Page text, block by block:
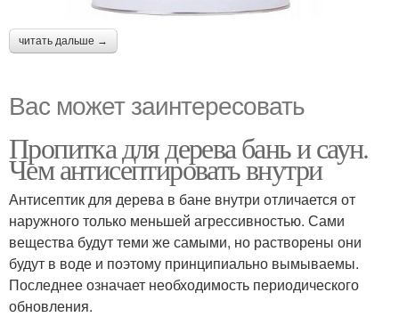
читать дальше →
Вас может заинтересовать
Пропитка для дерева бань и саун.
Чем антисептировать внутри
Антисептик для дерева в бане внутри отличается от
наружного только меньшей агрессивностью. Сами
вещества будут теми же самыми, но растворены они
будут в воде и поэтому принципиально вымываемы.
Последнее означает необходимость периодического
обновления.